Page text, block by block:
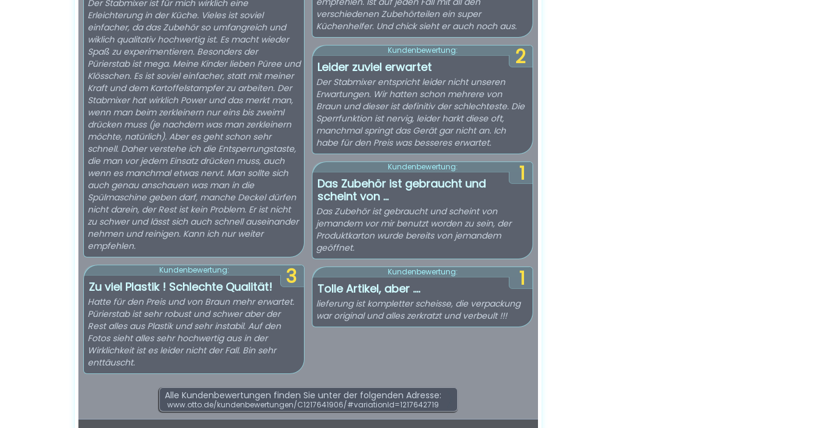
Der Stabmixer ist für mich wirklich eine
Erleichterung in der Küche. Vieles ist soviel
einfacher, da das Zubehör so umfangreich und
wiklich qualitativ hochwertig ist. Es macht wieder
Spaß zu experimentieren. Besonders der
Pürierstab ist mega. Meine Kinder lieben Püree und
Klösschen. Es ist soviel einfacher, statt mit meiner
Kraft und dem Kartoffelstampfer zu arbeiten. Der
Stabmixer hat wirklich Power und das merkt man,
wenn man beim zerkleinern nur eins bis zweiml
drücken muss (je nachdem was man zerkleinern
möchte, natürlich). Aber es geht schon sehr
schnell. Daher verstehe ich die Entsperrungstaste,
die man vor jedem Einsatz drücken muss, auch
wenn es manchmal etwas nervt. Man sollte sich
auch genau anschauen was man in die
Spülmaschine geben darf, manche Deckel dürfen
nicht darein, der Rest ist kein Problem. Er ist nicht
zu schwer und lässt sich auch schnell auseinander
nehmen und reinigen. Kann ich nur weiter
empfehlen.
3
Kundenbewertung:
Zu viel Plastik ! Schlechte Qualität!
Hatte für den Preis und von Braun mehr erwartet.
Pürierstab ist sehr robust und schwer aber der
Rest alles aus Plastik und sehr instabil. Auf den
Fotos sieht alles sehr hochwertig aus in der
Wirklichkeit ist es leider nicht der Fall. Bin sehr
enttäuscht.
verschiedenen Zubehörteilen ein super
Küchenhelfer. Und chick sieht er auch noch aus.
2
Kundenbewertung:
Leider zuviel erwartet
Der Stabmixer entspricht leider nicht unseren
Erwartungen. Wir hatten schon mehrere von
Braun und dieser ist definitiv der schlechteste. Die
Sperrfunktion ist nervig, leider harkt diese oft,
manchmal springt das Gerät gar nicht an. Ich
habe für den Preis was besseres erwartet.
1
Kundenbewertung:
Das Zubehör ist gebraucht und
scheint von ...
Das Zubehör ist gebraucht und scheint von
jemandem vor mir benutzt worden zu sein, der
Produktkarton wurde bereits von jemandem
geöffnet.
1
Kundenbewertung:
Tolle Artikel, aber ....
lieferung ist kompletter scheisse, die verpackung
war original und alles zerkratzt und verbeult !!!
Alle Kundenbewertungen finden Sie unter der folgenden Adresse:
www.otto.de/kundenbewertungen/C1217641906/#variationId=1217642719